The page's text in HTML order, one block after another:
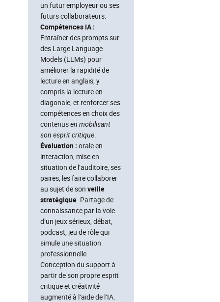
un futur employeur ou ses
futurs collaborateurs.
Compétences IA :
Entraîner des prompts sur
des Large Language
Models (LLMs) pour
améliorer la rapidité de
lecture en anglais, y
compris la lecture en
diagonale, et renforcer ses
compétences en choix des
contenusen mobilisant
son esprit critique.
Évaluation : orale en
interaction, mise en
situation de l’auditoire, ses
paires, les faire collaborer
au sujet de son veille
stratégique. Partage de
connaissance par la voie
d’un jeux sérieux, débat,
podcast, jeu de rôle qui
simule une situation
professionnelle.
Conception du support à
partir de son propre esprit
critique et créativité
augmenté à l’aide de l’IA.